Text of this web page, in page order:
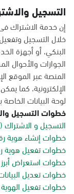
التسجيل
إن خدمة الاشتراك
خلال التسجيل
البنكي، أو أجهزة
الجوازات والأحوال
المنصة عبر الموقع
الإلكترونية، كما
لوحة البيانات
خطوات التسجيل
التسجيل و الاشتراك
خطوات إنشاء هوية
خطوات تفعيل هوية
خطوات استعراض
خطوات تعديل
خطوات تفعيل الهوية